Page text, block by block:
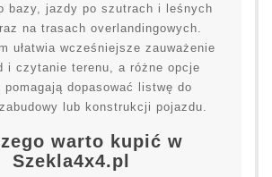
bazy, jazdy po szutrach i leśnych
na trasach overlandingowych.
ułatwia wcześniejsze zauważenie
i czytanie terenu, a różne opcje
pomagają dopasować listwę do
lub konstrukcji pojazdu.
warto kupić w
Szekla4x4.pl